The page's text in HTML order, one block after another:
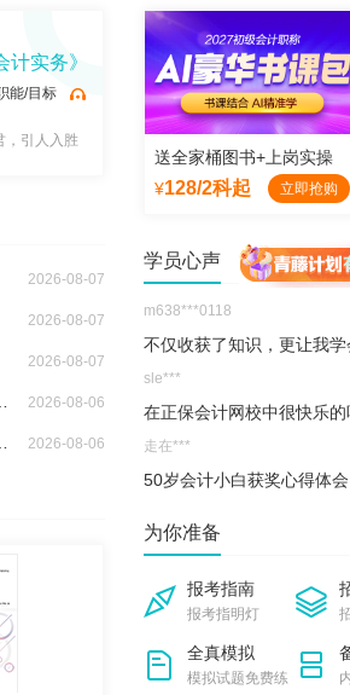
计实务》
能/目标
，引人入胜 李忠魁
《初级会计实
会计概念/职能/目
2026-08-07
2026-08-07
2026-08-07
2026-08-06
2026-08-06
送全家桶图书+上岗实操
¥128/2科起 立即抢购
学员心声
老师生动详细的讲解，让
美丽**
在我最困难的时候，网校
152****1721
初级证书为我打开了财务
m638***0118
不仅收获了知识，更让我学
sle***
在正保会计网校中很快乐的
走在***
50岁会计小白获奖心得体会
阿*
sa**
老师生动详细的讲解，让晦
美丽**
在我最困难的时候，网校给
152****1721
为你准备
报考指南
报考指明灯
全真模拟
模拟试题免费练